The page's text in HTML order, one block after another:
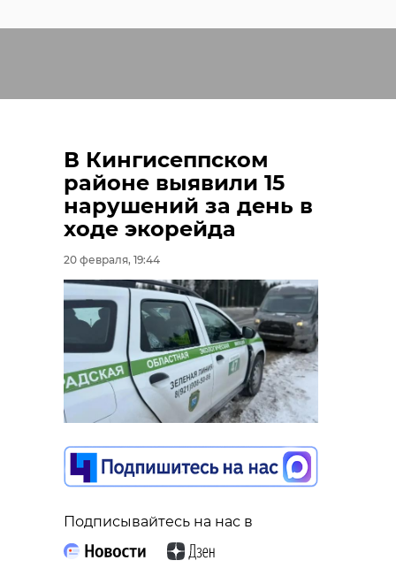
В Кингисеппском
районе выявили 15
нарушений за день в
ходе экорейда
20 февраля, 19:44
Подписывайтесь на нас в